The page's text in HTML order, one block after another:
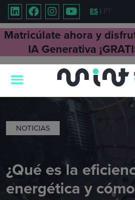
ES | PT
Matricúlate ahora y
IA Generativa
NOTICIAS
¿Qué es la
energética y